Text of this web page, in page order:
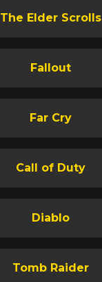
The Elder Scrolls
Fallout
Far Cry
Call of Duty
Diablo
Tomb Raider